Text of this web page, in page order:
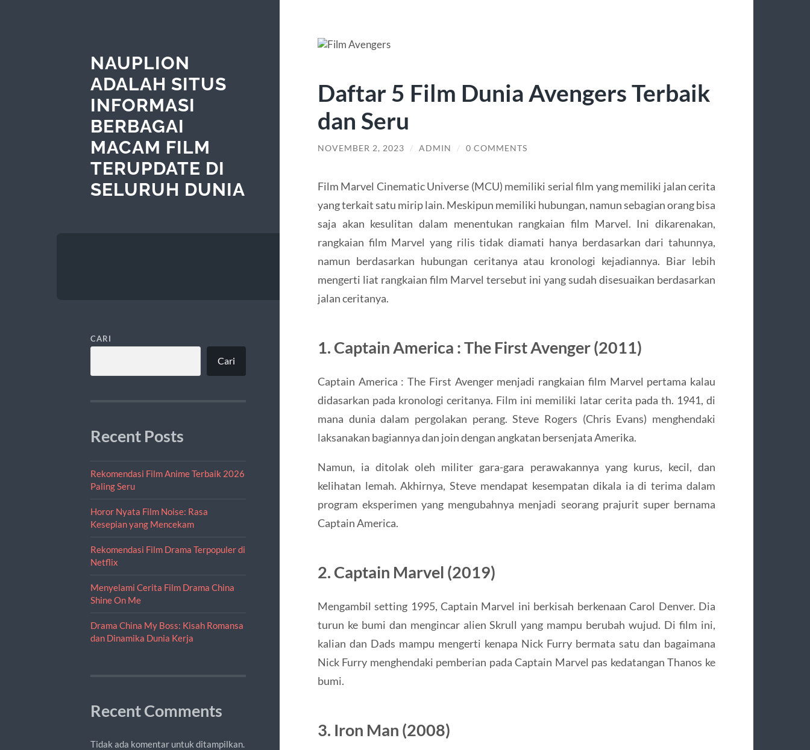
NAUPLION
ADALAH SITUS
INFORMASI
BERBAGAI
MACAM FILM
TERUPDATE DI
SELURUH DUNIA
CARI
Cari
Recent Posts
Rekomendasi Film Anime Terbaik 2026
Paling Seru
Horor Nyata Film Noise: Rasa
Kesepian yang Mencekam
Rekomendasi Film Drama Terpopuler di
Netflix
Menyelami Cerita Film Drama China
Shine On Me
Drama China My Boss: Kisah Romansa
dan Dinamika Dunia Kerja
Recent Comments
Tidak ada komentar untuk ditampilkan.
Daftar 5 Film Dunia Avengers Terbaik
dan Seru
NOVEMBER 2, 2023 / ADMIN / 0 COMMENTS
Film Marvel Cinematic Universe (MCU) memiliki serial film yang memiliki jalan cerita
yang terkait satu mirip lain. Meskipun memiliki hubungan, namun sebagian orang bisa
saja akan kesulitan dalam menentukan rangkaian film Marvel. Ini dikarenakan,
rangkaian film Marvel yang rilis tidak diamati hanya berdasarkan dari tahunnya,
namun berdasarkan hubungan ceritanya atau kronologi kejadiannya. Biar lebih
mengerti liat rangkaian film Marvel tersebut ini yang sudah disesuaikan berdasarkan
jalan ceritanya.
1. Captain America : The First Avenger (2011)
Captain America : The First Avenger menjadi rangkaian film Marvel pertama kalau
didasarkan pada kronologi ceritanya. Film ini memiliki latar cerita pada th. 1941, di
mana dunia dalam pergolakan perang. Steve Rogers (Chris Evans) menghendaki
laksanakan bagiannya dan join dengan angkatan bersenjata Amerika.
Namun, ia ditolak oleh militer gara-gara perawakannya yang kurus, kecil, dan
kelihatan lemah. Akhirnya, Steve mendapat kesempatan dikala ia di terima dalam
program eksperimen yang mengubahnya menjadi seorang prajurit super bernama
Captain America.
2. Captain Marvel (2019)
Mengambil setting 1995, Captain Marvel ini berkisah berkenaan Carol Denver. Dia
turun ke bumi dan mengincar alien Skrull yang mampu berubah wujud. Di film ini,
kalian dan Dads mampu mengerti kenapa Nick Furry bermata satu dan bagaimana
Nick Furry menghendaki pemberian pada Captain Marvel pas kedatangan Thanos ke
bumi.
3. Iron Man (2008)